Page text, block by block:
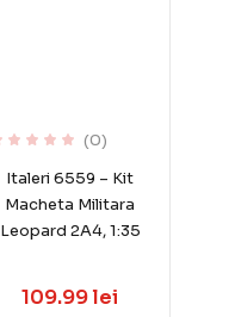
(0)
Italeri 6559 – Kit
Macheta Militara
Leopard 2A4, 1:35
109.99 lei